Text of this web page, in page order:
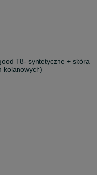
T8- syntetyczne + skóra
kolanowych)
o mnie lub wysylam w